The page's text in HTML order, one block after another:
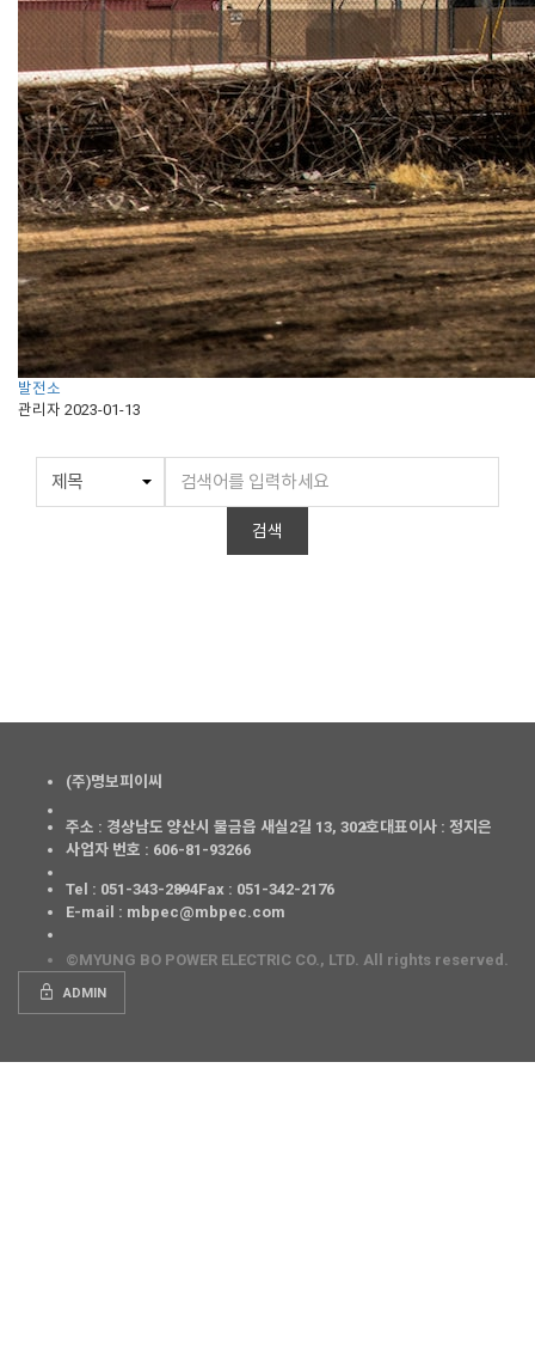
발전소
관리자 2023-01-13
검색
(주)명보피이씨
주소 : 경상남도 양산시 물금읍 새실2길 13, 302호대표이사 : 정지은
사업자 번호 : 606-81-93266
Tel : 051-343-2894Fax : 051-342-2176
E-mail : mbpec@mbpec.com
©MYUNG BO POWER ELECTRIC CO., LTD. All rights reserved.
lock ADMIN